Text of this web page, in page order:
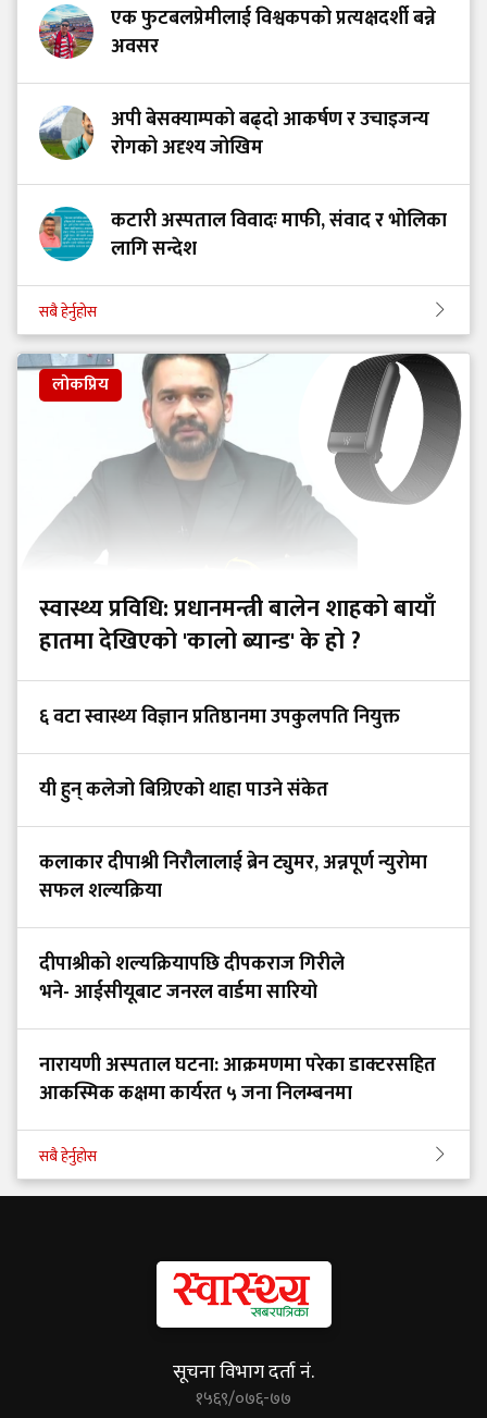
एक फुटबलप्रेमीलाई विश्वकपको प्रत्यक्षदर्शी बन्ने
अवसर
अपी बेसक्याम्पको बढ्दो आकर्षण र उचाइजन्य
रोगको अदृश्य जोखिम
कटारी अस्पताल विवादः माफी, संवाद र भोलिका
लागि सन्देश
सबै हेर्नुहोस
लोकप्रिय
स्वास्थ्य प्रविधि: प्रधानमन्त्री बालेन शाहको बायाँ
हातमा देखिएको 'कालो ब्यान्ड' के हो ?
६ वटा स्वास्थ्य विज्ञान प्रतिष्ठानमा उपकुलपति नियुक्त
यी हुन् कलेजो बिग्रिएको थाहा पाउने संकेत
कलाकार दीपाश्री निरौलालाई ब्रेन ट्युमर, अन्नपूर्ण न्युरोमा
सफल शल्यक्रिया
दीपाश्रीको शल्यक्रियापछि दीपकराज गिरीले
भने- आईसीयूबाट जनरल वार्डमा सारियो
नारायणी अस्पताल घटना: आक्रमणमा परेका डाक्टरसहित
आकस्मिक कक्षमा कार्यरत ५ जना निलम्बनमा
सबै हेर्नुहोस
सूचना विभाग दर्ता नं.
१५६९/०७६-७७